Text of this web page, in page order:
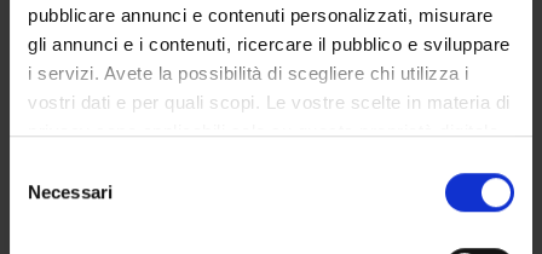
pubblicare annunci e contenuti personalizzati, misurare
gli annunci e i contenuti, ricercare il pubblico e sviluppare
i servizi. Avete la possibilità di scegliere chi utilizza i
vostri dati e per quali scopi. Le vostre scelte in materia di
privacy sono applicabili solo su questa proprietà digitale
modificare o revocare il proprio consenso in qualsiasi
momento dalla Dichiarazione sui cookie o facendo clic
delNecessari
Vittorina Della Bianca
Cultore della materia
Stefano Dusi
Franca Gerosa
Professore ordinario